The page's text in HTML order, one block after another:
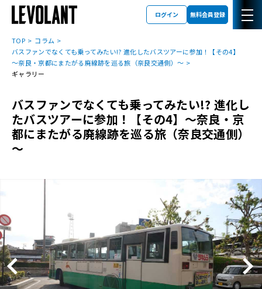
ログイン 無料会員登録
TOP
コラム
バスファンでなくても乗ってみたい!? 進化したバスツアーに参加！【その4】
～奈良・京都にまたがる廃線跡を巡る旅（奈良交通側）～
ギャラリー
バスファンでなくても乗ってみたい!? 進化し
たバスツアーに参加！【その4】～奈良・京
都にまたがる廃線跡を巡る旅（奈良交通側）
～